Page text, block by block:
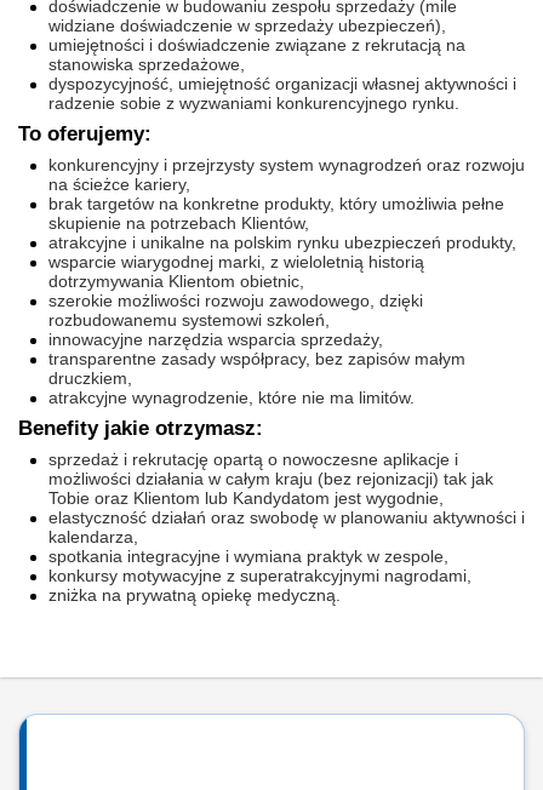
doświadczenie w budowaniu zespołu sprzedaży (mile
widziane doświadczenie w sprzedaży ubezpieczeń),
umiejętności i doświadczenie związane z rekrutacją na
stanowiska sprzedażowe,
dyspozycyjność, umiejętność organizacji własnej aktywności i
radzenie sobie z wyzwaniami konkurencyjnego rynku.
To oferujemy:
konkurencyjny i przejrzysty system wynagrodzeń oraz rozwoju
na ścieżce kariery,
brak targetów na konkretne produkty, który umożliwia pełne
skupienie na potrzebach Klientów,
atrakcyjne i unikalne na polskim rynku ubezpieczeń produkty,
wsparcie wiarygodnej marki, z wieloletnią historią
dotrzymywania Klientom obietnic,
szerokie możliwości rozwoju zawodowego, dzięki
rozbudowanemu systemowi szkoleń,
innowacyjne narzędzia wsparcia sprzedaży,
transparentne zasady współpracy, bez zapisów małym
druczkiem,
atrakcyjne wynagrodzenie, które nie ma limitów.
Benefity jakie otrzymasz:
sprzedaż i rekrutację opartą o nowoczesne aplikacje i
możliwości działania w całym kraju (bez rejonizacji) tak jak
Tobie oraz Klientom lub Kandydatom jest wygodnie,
elastyczność działań oraz swobodę w planowaniu aktywności i
kalendarza,
spotkania integracyjne i wymiana praktyk w zespole,
konkursy motywacyjne z superatrakcyjnymi nagrodami,
zniżka na prywatną opiekę medyczną.